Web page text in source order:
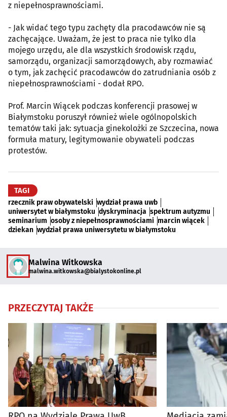
z niepełnosprawnościami.
- Jak widać tego typu zachęty dla pracodawców nie są
zachęcające. Uważam, że jest to praca nie tylko dla
mojego urzędu, ale dla wszystkich środowisk rządu,
samorządu, organizacji samorządowych, aby rozmawiać
o tym, jak zachęcić pracodawców do zatrudniania osób z
niepełnosprawnościami - dodał RPO.
Prof. Marcin Wiącek podczas konferencji prasowej w
Białymstoku poruszył również wiele ogólnopolskich
tematów taki jak: sytuacja ginekolożki ze Szczecina, nowa
formuła matury, legitymowanie obywateli podczas
protestów.
TAGI
rzecznik praw obywatelski wydział prawa uwb
uniwersytet w białymstoku dyskryminacja spektrum autyzmu
seminarium osoby z niepełnosprawnościami marcin wiącek
dziekan wydział prawa uniwersytetu w białymstoku
Malwina Witkowska
malwina.witkowska@bialystokonline.pl
PRZECZYTAJ TAKŻE